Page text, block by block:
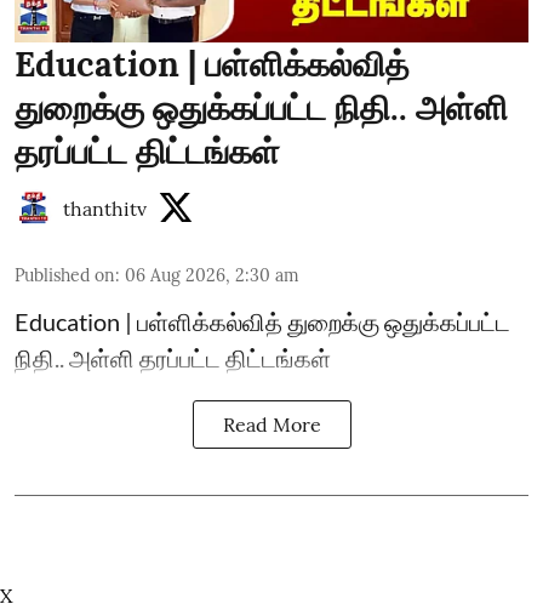
Education | பள்ளிக்கல்வித்
துறைக்கு ஒதுக்கப்பட்ட நிதி.. அள்ளி
தரப்பட்ட திட்டங்கள்
thanthitv
Published on: 06 Aug 2026, 2:30 am
Education | பள்ளிக்கல்வித் துறைக்கு ஒதுக்கப்பட்ட
நிதி.. அள்ளி தரப்பட்ட திட்டங்கள்
Read More
X